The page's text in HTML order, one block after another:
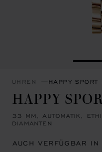
ZUR
UHREN HAPPY SPORT
HAPPY
33 MM, AUTOMATIK,
DIAMANTEN
AUCH VERFÜGBAR IN